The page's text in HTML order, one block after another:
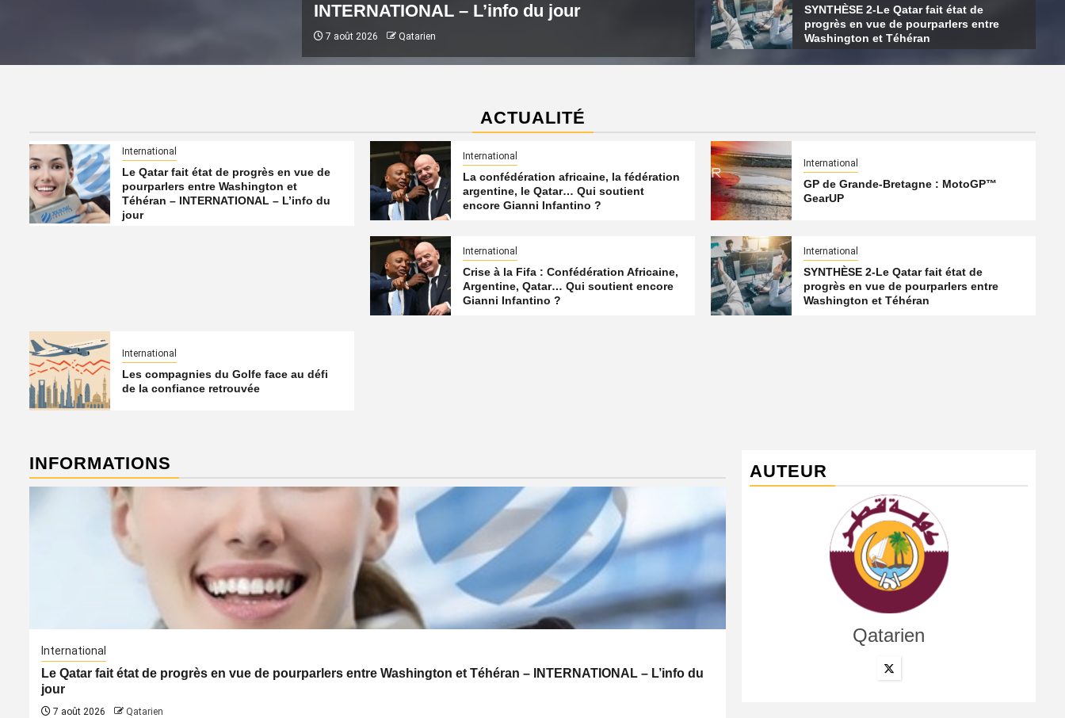
INTERNATIONAL – L’info du jour
7 août 2026 Qatarien
Gianni Infantino ?
7 août 2026 Qatarien
SYNTHÈSE 2-Le Qatar fait état de
progrès en vue de pourparlers entre
Washington et Téhéran
ACTUALITÉ
International
Le Qatar fait état de progrès en vue de
pourparlers entre Washington et
Téhéran – INTERNATIONAL – L’info du
jour
International
La confédération africaine, la fédération
argentine, le Qatar… Qui soutient
encore Gianni Infantino ?
International
GP de Grande-Bretagne : MotoGP™
GearUP
International
Crise à la Fifa : Confédération Africaine,
Argentine, Qatar… Qui soutient encore
Gianni Infantino ?
International
SYNTHÈSE 2-Le Qatar fait état de
progrès en vue de pourparlers entre
Washington et Téhéran
International
Les compagnies du Golfe face au défi
de la confiance retrouvée
INFORMATIONS
International
Le Qatar fait état de progrès en vue de pourparlers entre Washington et Téhéran – INTERNATIONAL – L’info du
jour
7 août 2026 Qatarien
La confédération africaine, la fédération argentine,
AUTEUR
Qatarien